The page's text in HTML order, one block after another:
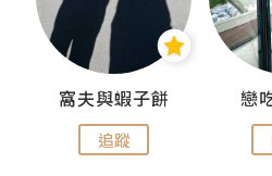
窩夫與蝦子餅
追蹤
戀